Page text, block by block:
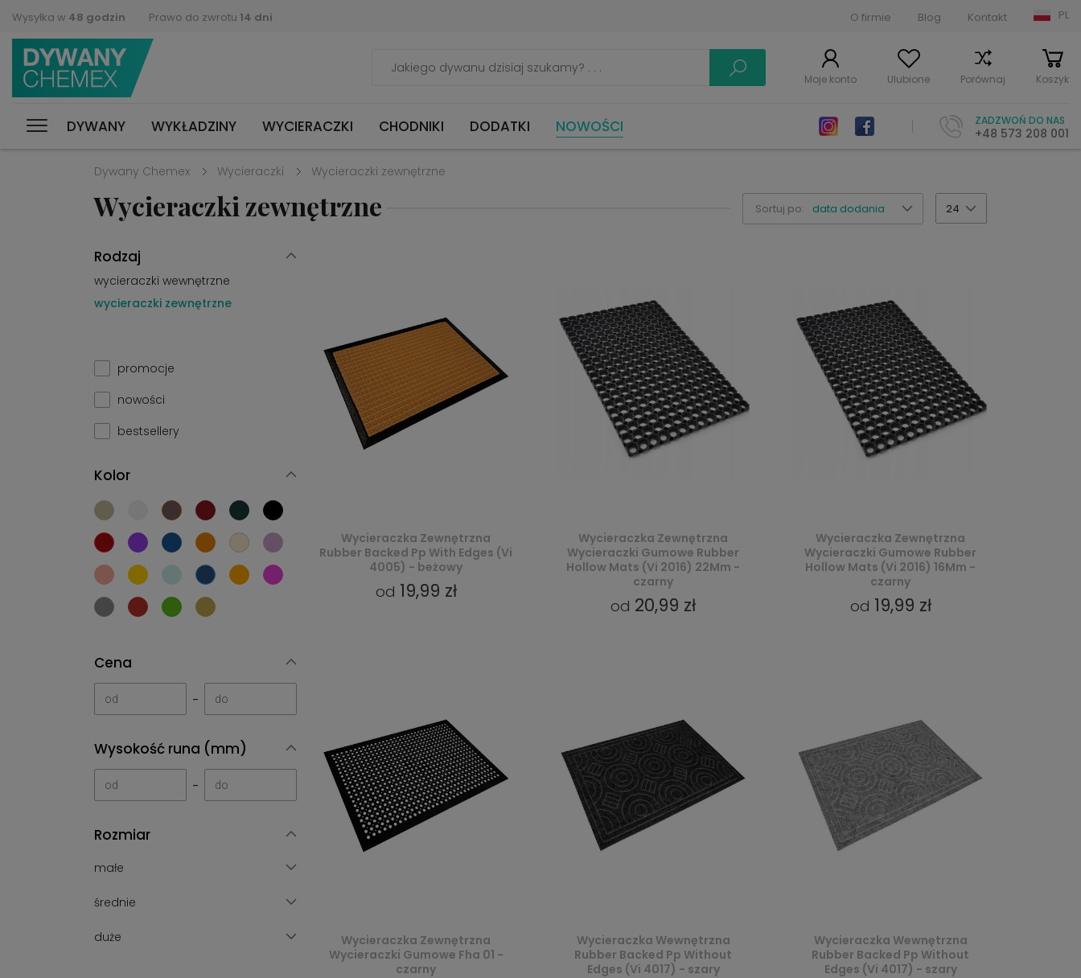
Wysyłka w 48 godzin Prawo do zwrotu 14 dni O firmie Blog Kontakt PL
Moje konto Ulubione Porównaj Koszyk
DYWANY WYKŁADZINY WYCIERACZKI CHODNIKI DODATKI NOWOŚCI ZADZWOŃ DO NAS
+48 573 208 001
Dywany Chemex Wycieraczki Wycieraczki zewnętrzne
Wycieraczki zewnętrzne Sortuj po: data dodania 24
Rodzaj
wycieraczki wewnętrzne
wycieraczki zewnętrzne
promocje
nowości
bestsellery
Kolor
Cena
-
Wysokość runa (mm)
-
Rozmiar
małe
średnie
duże
Wycieraczka Zewnętrzna
Rubber Backed Pp With Edges (Vi
4005) - beżowy
od 19,99 zł
Wycieraczka Zewnętrzna
Wycieraczki Gumowe Rubber
Hollow Mats (Vi 2016) 22Mm -
czarny
od 20,99 zł
Wycieraczka Zewnętrzna
Wycieraczki Gumowe Rubber
Hollow Mats (Vi 2016) 16Mm -
czarny
od 19,99 zł
Wycieraczka Zewnętrzna
Wycieraczki Gumowe Fha 01 -
czarny
Wycieraczka Wewnętrzna
Rubber Backed Pp Without
Edges (Vi 4017) - szary
Wycieraczka Wewnętrzna
Rubber Backed Pp Without
Edges (Vi 4017) - szary